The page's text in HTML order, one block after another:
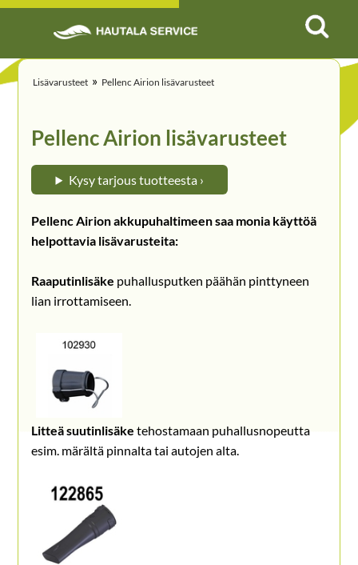
Lisävarusteet » Pellenc Airion lisävarusteet
Pellenc Airion lisävarusteet
Kysy tarjous tuotteesta ›
Pellenc Airion akkupuhaltimeen saa monia käyttöä
helpottavia lisävarusteita:
Raaputinlisäke puhallusputken päähän pinttyneen
lian irrottamiseen.
Litteä suutinlisäke tehostamaan puhallusnopeutta
esim. märältä pinnalta tai autojen alta.